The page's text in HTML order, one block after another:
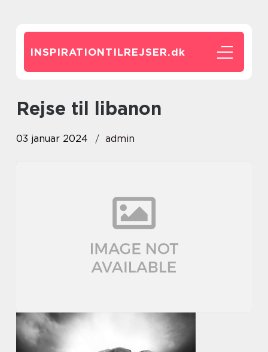
INSPIRATIONTILREJSER.dk
rejse til libanon
03 januar 2024 admin